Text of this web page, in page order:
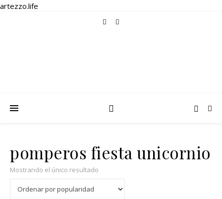
artezzo.life
pomperos fiesta unicornio
Mostrando el único resultado